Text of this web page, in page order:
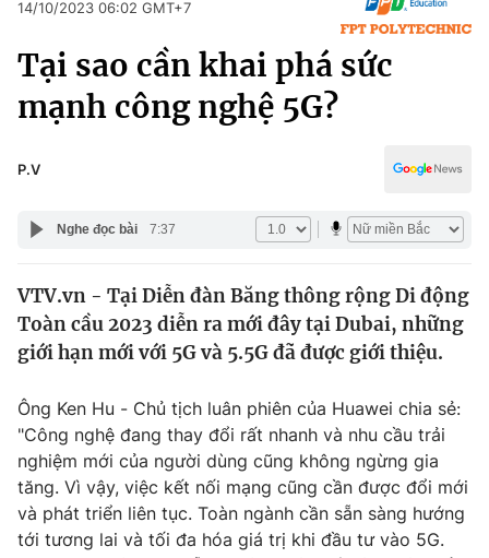
Chính trị
Thế giới
Thế giới đó đây
Câu chuyện quốc tế
Kinh tế
Tài chính
Thị trường
Góc doanh nghiệp
Dữ liệu và đời sống
Truyền hình
Pháp luật
Thể thao
Truyền hình
Văn hóa - Giải trí
Giáo dục
14/10/2023 06:02 GMT+7
Tại sao cần khai phá sức
mạnh công nghệ 5G?
P.V
Nghe đọc bài 7:37
VTV.vn - Tại Diễn đàn Băng thông rộng Di động
Toàn cầu 2023 diễn ra mới đây tại Dubai, những
giới hạn mới với 5G và 5.5G đã được giới thiệu.
Ông Ken Hu - Chủ tịch luân phiên của Huawei chia sẻ:
"Công nghệ đang thay đổi rất nhanh và nhu cầu trải
nghiệm mới của người dùng cũng không ngừng gia
tăng. Vì vậy, việc kết nối mạng cũng cần được đổi mới
và phát triển liên tục. Toàn ngành cần sẵn sàng hướng
tới tương lai và tối đa hóa giá trị khi đầu tư vào 5G.